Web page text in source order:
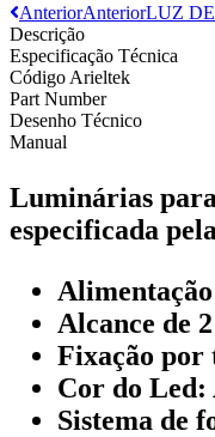
AnteriorAnteriorLUZ
Descrição
Especificação Técnica
Código Arieltek
Part Number
Desenho Técnico
Manual
Luminárias
especificada
Alcance de
Fixação por
Cor do Led:
Sistema de